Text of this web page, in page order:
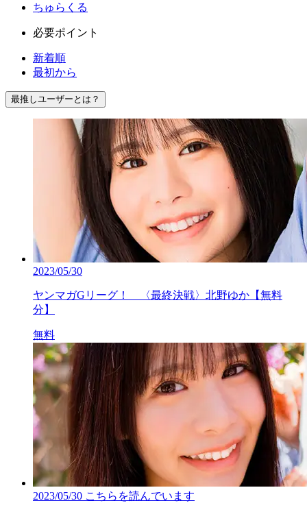
ちゅらくる
必要ポイント
新着順
最初から
最推しユーザーとは？
2023/05/30
ヤンマガGリーグ！ 〈最終決戦〉北野ゆか【無料
分】
無料
2023/05/30 こちらを読んでいます